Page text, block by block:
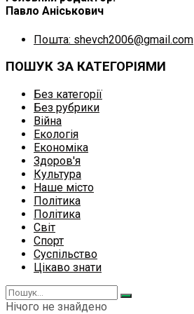
Павло Аніськович
Пошта: shevch2006@gmail.com
ПОШУК ЗА КАТЕГОРІЯМИ
Без категорії
Без рубрики
Війна
Екологія
Економіка
Здоров'я
Культура
Наше місто
Політика
Політика
Світ
Спорт
Суспільство
Цікаво знати
Нічого не знайдено